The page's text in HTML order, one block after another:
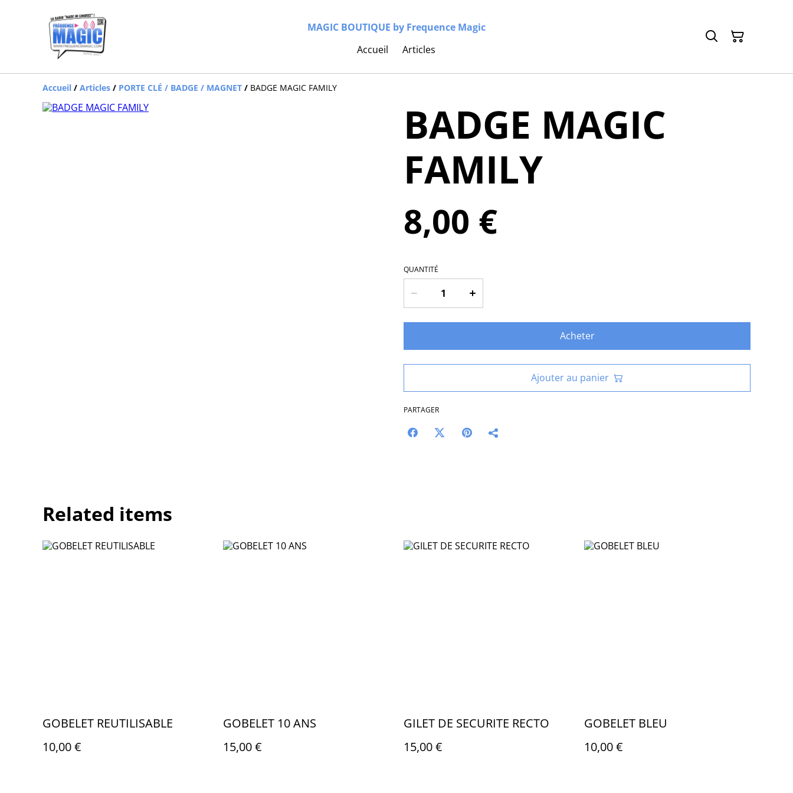
MAGIC BOUTIQUE by Frequence Magic
Accueil
Articles
Accueil / Articles / PORTE CLÉ / BADGE / MAGNET / BADGE MAGIC FAMILY
BADGE MAGIC
FAMILY
8,00 €
QUANTITÉ
Acheter
Ajouter au panier
PARTAGER
Related items
GOBELET REUTILISABLE
10,00 €
GOBELET 10 ANS
15,00 €
GILET DE SECURITE RECTO
15,00 €
GOBELET BLEU
10,00 €